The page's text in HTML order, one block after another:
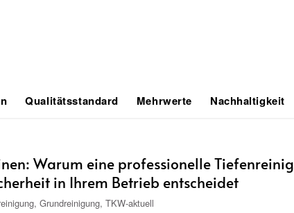
Qualitätsstandard Mehrwerte Nachhaltigkeit
Warum eine professionelle
in Ihrem Betrieb entscheidet
, Grundreinigung, TKW-aktuell